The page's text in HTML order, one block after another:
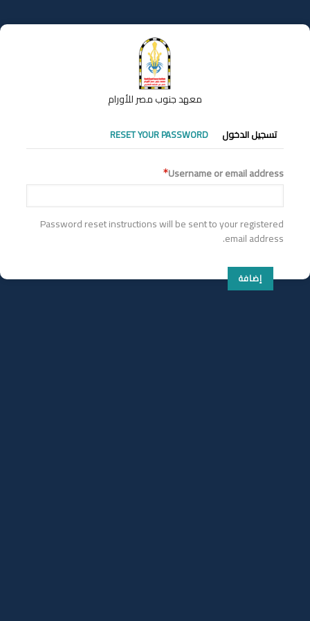
إلى
المحتوى
معهد جنوب مصر للأورام
التبويبات
الأساسية
تسجيل الدخول RESET YOUR PASSWORD
Username or email address
Password reset instructions will be sent to your registered
email address.